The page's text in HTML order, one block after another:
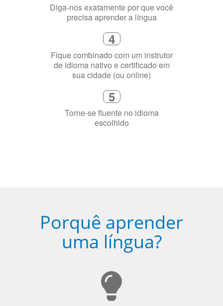
Diga-nos exatamente por que você
precisa aprender a língua
4
Fique combinado com um instrutor
de idioma nativo e certificado em
sua cidade (ou online)
5
Torne-se fluente no idioma
escolhido
Porquê aprender
uma língua?